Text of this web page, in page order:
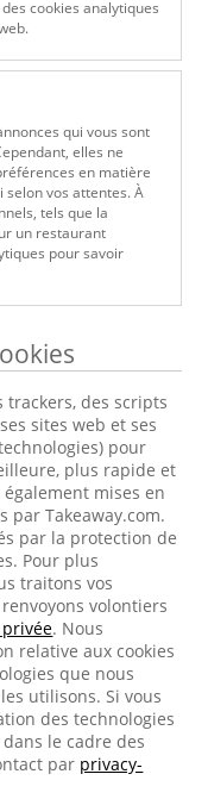
cookies analytiques
qui vous sont
elles ne
en matière
vos attentes. À
tels que la
un restaurant
pour savoir
trackers, des scripts
sites web et ses
pour
plus rapide et
mises en
par Takeaway.com.
par la protection de
Pour plus
traitons vos
volontiers
. Nous
relative aux cookies
que nous
utilisons. Si vous
des technologies
le cadre des
par privacy-